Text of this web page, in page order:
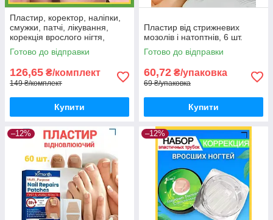
Пластир, коректор, наліпки,
смужки, патчі, лікування,
корекція врослого нігтя,
догляд за ногами, набір 20
шт.
Готово до відправки
126,65 ₴/комплект
149 ₴/комплект
Купити
Пластир від стрижневих
мозолів і натоптнів, 6 шт.
Готово до відправки
60,72 ₴/упаковка
69 ₴/упаковка
Купити
–12% –12%